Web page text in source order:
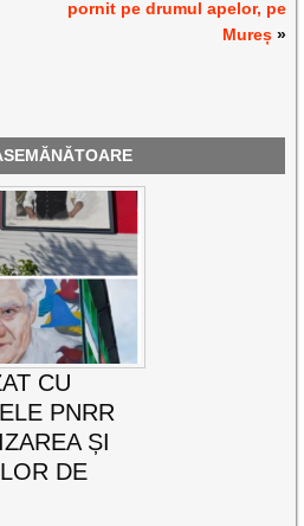
pornit pe drumul apelor, pe
Mureș»
CU
PNRR
ȘI
DE